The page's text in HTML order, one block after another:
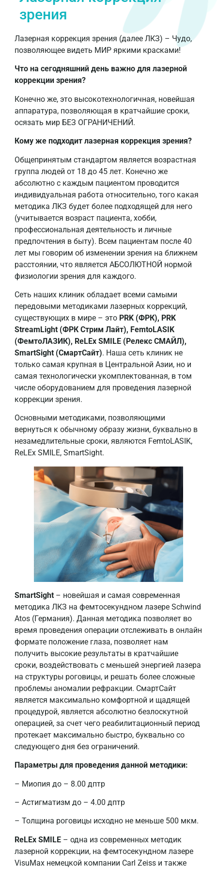
зрения
Лазерная коррекция зрения (далее ЛКЗ) – Чудо,
позволяющее видеть МИР яркими красками!
Что на сегодняшний день важно для лазерной
коррекции зрения?
Конечно же, это высокотехнологичная, новейшая
аппаратура, позволяющая в кратчайшие сроки,
осязать мир БЕЗ ОГРАНИЧЕНИЙ.
Кому же подходит лазерная коррекция зрения?
Общепринятым стандартом является возрастная
группа людей от 18 до 45 лет. Конечно же
абсолютно с каждым пациентом проводится
индивидуальная работа относительно, того какая
методика ЛКЗ будет более подходящей для него
(учитывается возраст пациента, хобби,
профессиональная деятельность и личные
предпочтения в быту). Всем пациентам после 40
лет мы говорим об изменении зрения на ближнем
расстоянии, что является АБСОЛЮТНОЙ нормой
физиологии зрения для каждого.
Сеть наших клиник обладает всеми самыми
передовыми методиками лазерных коррекций,
существующих в мире – это PRK (ФРК), PRK
StreamLight (ФРК Стрим Лайт), FemtoLASIK
(ФемтоЛАЗИК), ReLEx SMILE (Релекс СМАЙЛ),
SmartSight (СмартСайт). Наша сеть клиник не
только самая крупная в Центральной Азии, но и
самая технологически укомплектованная, в том
числе оборудованием для проведения лазерной
коррекции зрения.
Основными методиками, позволяющими
вернуться к обычному образу жизни, буквально в
незамедлительные сроки, являются FemtoLASIK,
ReLEx SMILE, SmartSight.
SmartSight – новейшая и самая современная
методика ЛКЗ на фемтосекундном лазере Schwind
Atos (Германия). Данная методика позволяет во
время проведения операции отслеживать в онлайн
формате положение глаза, позволяет нам
получить высокие результаты в кратчайшие
сроки, воздействовать с меньшей энергией лазера
на структуры роговицы, и решать более сложные
проблемы аномалии рефракции. СмартСайт
является максимально комфортной и щадящей
процедурой, является абсолютно безлоскутной
операцией, за счет чего реабилитационный период
протекает максимально быстро, буквально со
следующего дня без ограничений.
Параметры для проведения данной методики:
– Миопия до – 8.00 дптр
– Астигматизм до – 4.00 дптр
– Толщина роговицы исходно не меньше 500 мкм.
ReLEx SMILE – одна из современных методик
лазерной коррекции, на фемтосекундном лазере
VisuMax немецкой компании Carl Zeiss и также